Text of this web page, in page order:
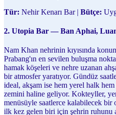
Tür: Nehir Kenarı Bar | Bütçe:
2. Utopia Bar — Ban Aphai,
Nam Khan nehrinin kıyısında
Prabang'ın en sevilen buluşma
hamak köşeleri ve nehre uzanan
bir atmosfer yaratıyor. Gündüz
ideal, akşam ise hem yerel halk
zemini haline geliyor. Kokteyller,
menüsüyle saatlerce kalabilecek bir
ilk kez gelen biri için şehrin ruhunu